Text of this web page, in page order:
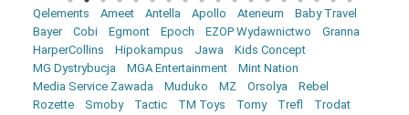
AKTUALNOŚCI
LOGOWANIE
REJESTRACJA
Qelements Ameet Antella Apollo Ateneum
Baby Travel
Bayer
Cobi Egmont Epoch EZOP Wydawnictwo
Granna
HarperCollins
Hipokampus Jawa
Kids Concept
MG Dystrybucja
MGA Entertainment
Mint Nation
Media Service Zawada
Muduko MZ Orsolya
Rebel
Rozette
Smoby Tactic TM Toys Tomy Trefl
Trodat